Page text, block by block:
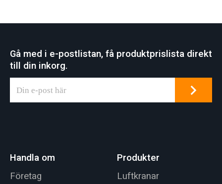
Gå med i e-postlistan, få produktprislista direkt
till din inkorg.
Handla om
Företag
Produkter
Luftkranar